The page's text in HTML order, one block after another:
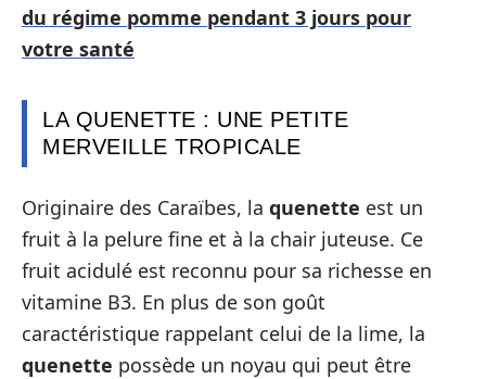
du régime pomme pendant 3 jours pour
votre santé
LA QUENETTE : UNE PETITE
MERVEILLE TROPICALE
Originaire des Caraïbes, la quenette est un
fruit à la pelure fine et à la chair juteuse. Ce
fruit acidulé est reconnu pour sa richesse en
vitamine B3. En plus de son goût
caractéristique rappelant celui de la lime, la
quenette possède un noyau qui peut être